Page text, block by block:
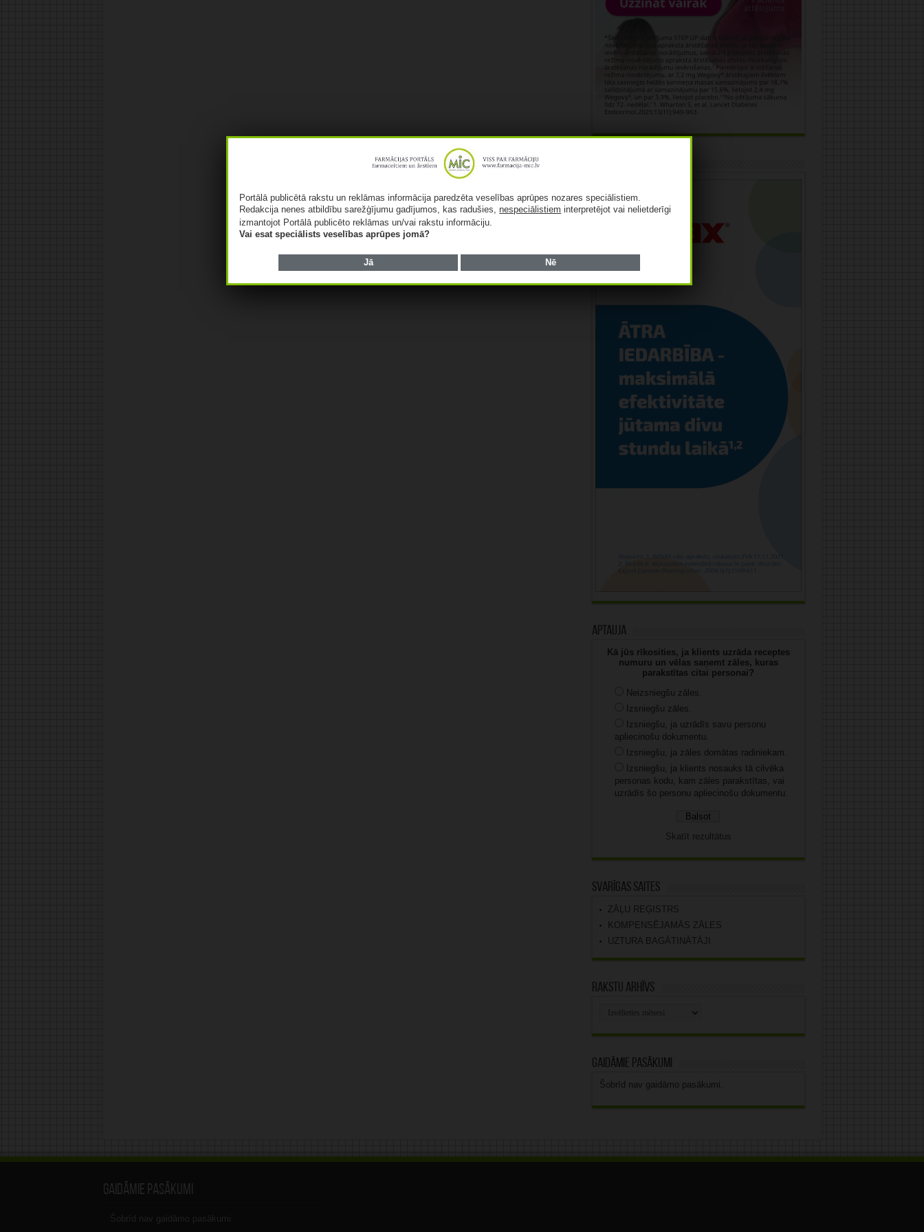
Aptauja
Kā jūs rīkosities, ja klients uzrāda receptes
numuru un vēlas saņemt zāles, kuras
parakstītas citai personai?
Neizsniegšu zāles.
Izsniegšu zāles.
Izsniegšu, ja uzrādīs savu personu
apliecinošu dokumentu.
Izsniegšu, ja zāles domātas radiniekam.
Izsniegšu, ja klients nosauks tā cilvēka
personas kodu, kam zāles parakstītas, vai
uzrādīs šo personu apliecinošu dokumentu.
Skatīt rezultātus
Svarīgas saites
ZĀĻU REĢISTRS
KOMPENSĒJAMĀS ZĀLES
UZTURA BAGĀTINĀTĀJI
Rakstu arhīvs
Gaidāmie pasākumi
Šobrīd nav gaidāmo pasākumi.
Gaidāmie pasākumi
Šobrīd nav gaidāmo pasākumi.
Portālā publicētā rakstu un reklāmas informācija paredzēta veselības aprūpes nozares speciālistiem.
Redakcija nenes atbildību sarežģījumu gadījumos, kas radušies,nespeciālistiem interpretējot vai nelietderīgi
izmantojot Portālā publicēto reklāmas un/vai rakstu informāciju.
Vai esat speciālists veselības aprūpes jomā?
Jā Nē